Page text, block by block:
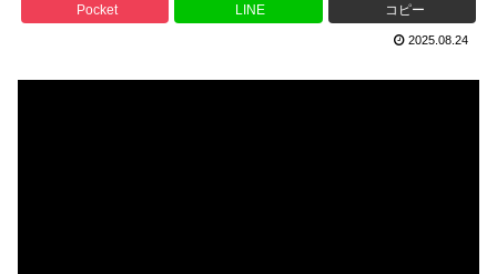
Pocket LINE コピー
2025.08.24